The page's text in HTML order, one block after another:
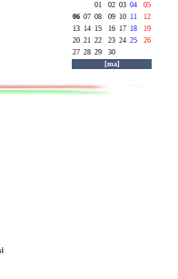
01
02 03 04
05
06 07 08 09 10 11
12
13 14 15 16 17 18
19
20 21 22 23 24 25
26
27 28 29
30
[ma]